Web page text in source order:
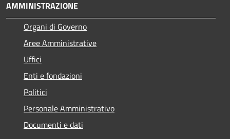
AMMINISTRAZIONE
Organi di Governo
Aree Amministrative
Uffici
Enti e fondazioni
Politici
Personale Amministrativo
Documenti e dati